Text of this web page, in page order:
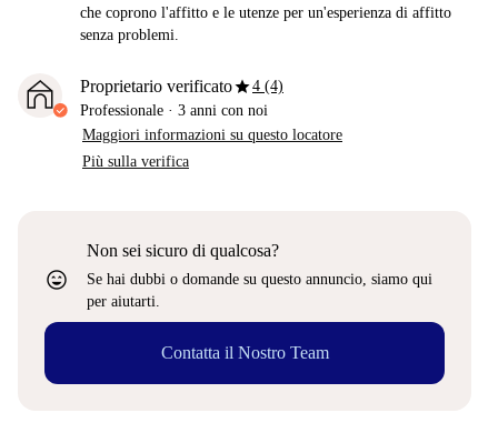
che coprono l'affitto e le utenze per un'esperienza di affitto
senza problemi.
Proprietario verificatostar4 (4)
Professionale · 3 anni con noi
Maggiori informazioni su questo locatore
Più sulla verifica
sentiment_very_satisfied
Non sei sicuro di qualcosa?
Se hai dubbi o domande su questo annuncio, siamo qui
per aiutarti.
Contatta il Nostro Team